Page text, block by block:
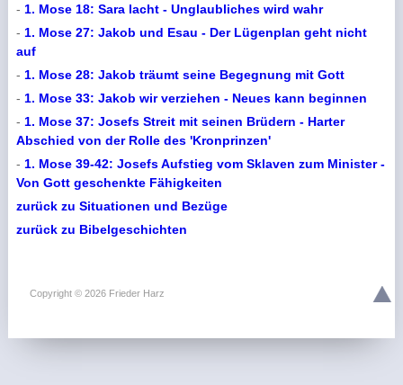
- 1. Mose 18: Sara lacht - Unglaubliches wird wahr
- 1. Mose 27: Jakob und Esau - Der Lügenplan geht nicht
auf
- 1. Mose 28: Jakob träumt seine Begegnung mit Gott
- 1. Mose 33: Jakob wir verziehen - Neues kann beginnen
- 1. Mose 37: Josefs Streit mit seinen Brüdern - Harter
Abschied von der Rolle des 'Kronprinzen'
- 1. Mose 39-42: Josefs Aufstieg vom Sklaven zum Minister -
Von Gott geschenkte Fähigkeiten
zurück zu Situationen und Bezüge
zurück zu Bibelgeschichten
Copyright © 2026 Frieder Harz